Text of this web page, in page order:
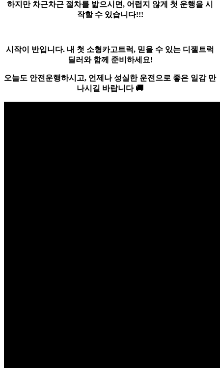
하지만 차근차근 절차를 밟으시면, 어렵지 않게 첫 운행을 시
작할 수 있습니다!!!
시작이 반입니다. 내 첫 소형카고트럭, 믿을 수 있는 디젤트럭
딜러와 함께 준비하세요!
오늘도 안전운행하시고, 언제나 성실한 운전으로 좋은 일감 만
나시길 바랍니다 🚚